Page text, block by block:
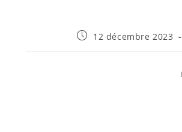
12 décembre 2023